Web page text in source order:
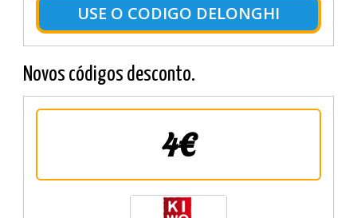
USE O CODIGO DELONGHI
Novos códigos desconto.
4€